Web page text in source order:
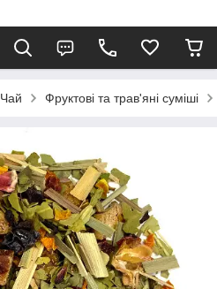
Чай Фруктові та трав'яні суміші